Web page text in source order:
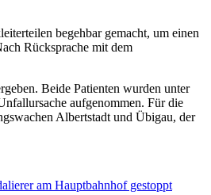
begehbar gemacht, um einen
Rücksprache mit dem
Beide Patienten wurden unter
aufgenommen. Für die
Albertstadt und Übigau, der
am Hauptbahnhof gestoppt